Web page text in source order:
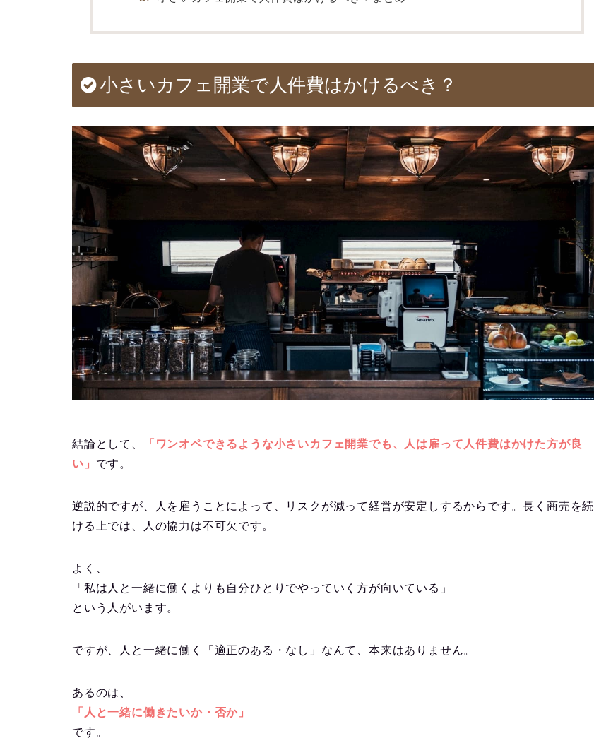
小さいカフェ開業で人件費はかけるべき？
結論として、
「ワンオペできるような小さいカフェ開業でも、人は雇って人件費はかけた方が良
い」 です。
逆説的ですが、人を雇うことによって、リスクが減って経営が安定しするからです。長く商売を続
ける上では、人の協力は不可欠です。
よく、
「私は人と一緒に働くよりも自分ひとりでやっていく方が向いている」
という人がいます。
ですが、人と一緒に働く「適正のある・なし」なんて、本来はありません。
あるのは、
「人と一緒に働きたいか・否か」
です。